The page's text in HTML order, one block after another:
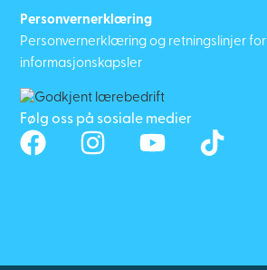
Personvernerklæring
Personvernerklæring og retningslinjer for
informasjonskapsler
Følg oss på sosiale medier